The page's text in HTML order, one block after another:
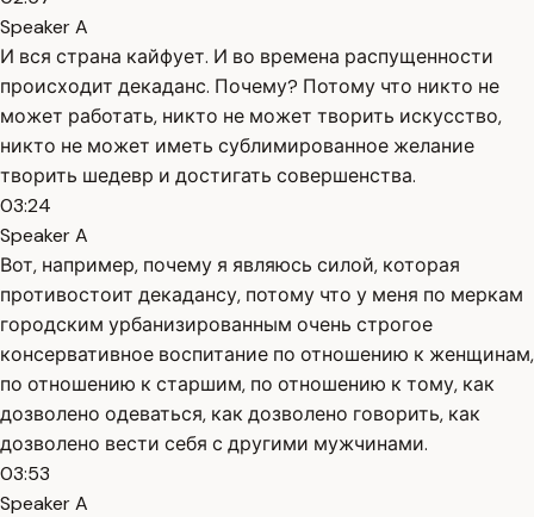
Speaker A
И вся страна кайфует. И во времена распущенности
происходит декаданс. Почему? Потому что никто не
может работать, никто не может творить искусство,
никто не может иметь сублимированное желание
творить шедевр и достигать совершенства.
03:24
Speaker A
Вот, например, почему я являюсь силой, которая
противостоит декадансу, потому что у меня по меркам
городским урбанизированным очень строгое
консервативное воспитание по отношению к женщинам,
по отношению к старшим, по отношению к тому, как
дозволено одеваться, как дозволено говорить, как
дозволено вести себя с другими мужчинами.
03:53
Speaker A